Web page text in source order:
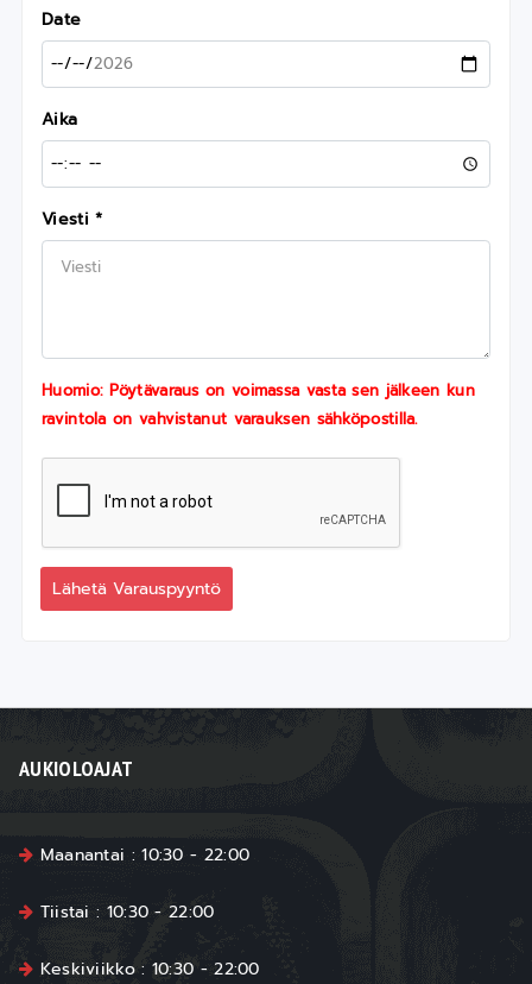
Date
Aika
Viesti *
Huomio: Pöytävaraus on voimassa vasta sen jälkeen kun
ravintola on vahvistanut varauksen sähköpostilla.
Lähetä Varauspyyntö
AUKIOLOAJAT
Maanantai : 10:30 - 22:00
Tiistai : 10:30 - 22:00
Keskiviikko : 10:30 - 22:00